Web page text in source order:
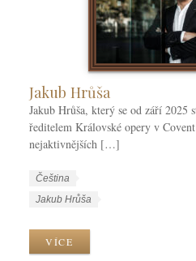
Jakub Hrůša
Jakub Hrůša, který se od září 2025
ředitelem Královské opery v
nejaktivnějších […]
W
k
y
Čeština
W
k
Jakub Hrůša
VÍCE